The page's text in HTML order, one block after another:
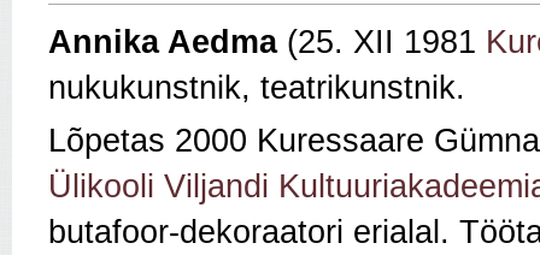
Annika Aedma (25. XII 1981
nukukunstnik, teatrikunstnik.
Lõpetas 2000 Kuressaare
Ülikooli Viljandi
butafoor-dekoraatori erialal.